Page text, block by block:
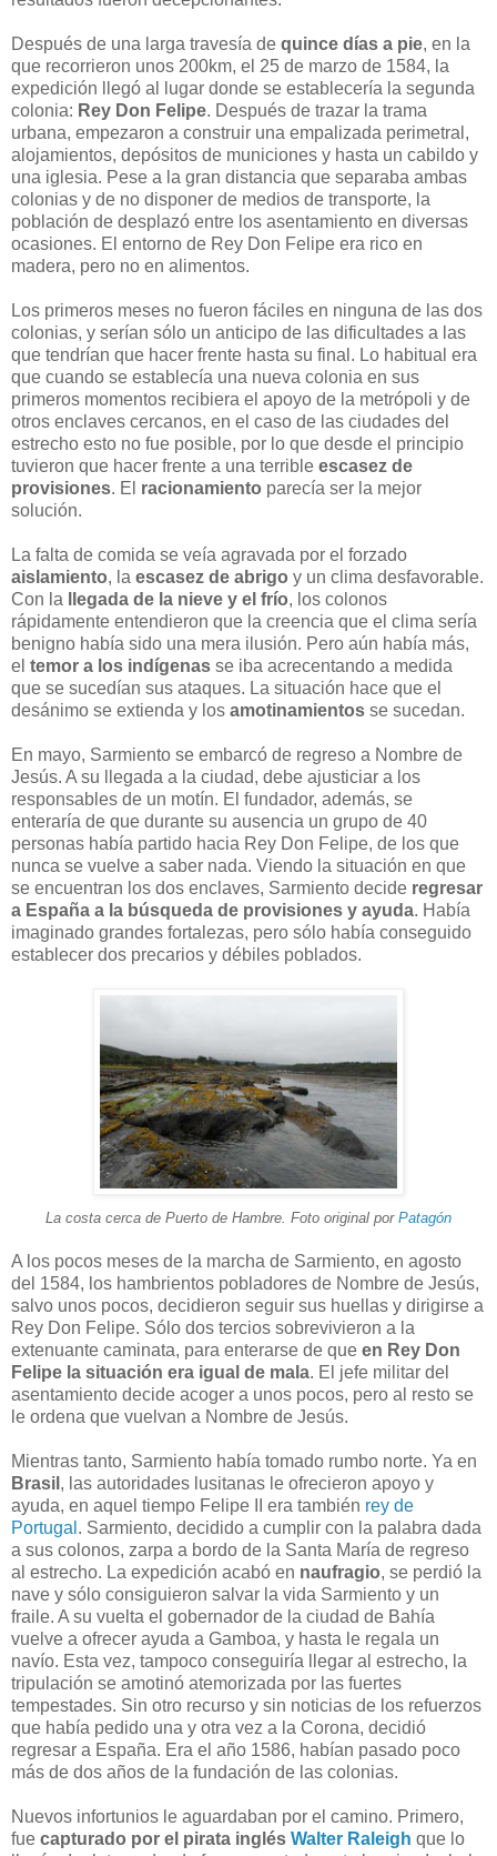
Después de una larga travesía de quince días a pie, en la
que recorrieron unos 200km, el 25 de marzo de 1584, la
expedición llegó al lugar donde se establecería la segunda
colonia: Rey Don Felipe. Después de trazar la trama
urbana, empezaron a construir una empalizada perimetral,
alojamientos, depósitos de municiones y hasta un cabildo y
una iglesia. Pese a la gran distancia que separaba ambas
colonias y de no disponer de medios de transporte, la
población de desplazó entre los asentamiento en diversas
ocasiones. El entorno de Rey Don Felipe era rico en
madera, pero no en alimentos.
Los primeros meses no fueron fáciles en ninguna de las dos
colonias, y serían sólo un anticipo de las dificultades a las
que tendrían que hacer frente hasta su final. Lo habitual era
que cuando se establecía una nueva colonia en sus
primeros momentos recibiera el apoyo de la metrópoli y de
otros enclaves cercanos, en el caso de las ciudades del
estrecho esto no fue posible, por lo que desde el principio
tuvieron que hacer frente a una terrible escasez de
provisiones. El racionamiento parecía ser la mejor
solución.
La falta de comida se veía agravada por el forzado
aislamiento, la escasez de abrigo y un clima desfavorable.
Con la
llegada de la nieve y el frío, los colonos
rápidamente entendieron que la creencia que el clima sería
benigno había sido una mera ilusión. Pero aún había más,
el temor a los indígenas se iba acrecentando a medida
que se sucedían sus ataques. La situación hace que el
desánimo se extienda y los amotinamientos se sucedan.
En mayo, Sarmiento se embarcó de regreso a Nombre de
Jesús. A su llegada a la ciudad, debe ajusticiar a los
responsables de un motín. El fundador, además, se
enteraría de que durante su ausencia un grupo de 40
personas había partido hacia Rey Don Felipe, de los que
nunca se vuelve a saber nada. Viendo la situación en que
se encuentran los dos enclaves, Sarmiento decide regresar
a España a la búsqueda de provisiones y ayuda. Había
imaginado grandes fortalezas, pero sólo había conseguido
establecer dos precarios y débiles poblados.
La costa cerca de Puerto de Hambre. Foto original por Patagón
A los pocos meses de la marcha de Sarmiento, en agosto
del 1584, los hambrientos pobladores de Nombre de Jesús,
salvo unos pocos, decidieron seguir sus huellas y dirigirse a
Rey Don Felipe. Sólo dos tercios sobrevivieron a la
extenuante caminata, para enterarse de que en Rey Don
Felipe la situación era igual de mala. El jefe militar del
asentamiento decide acoger a unos pocos, pero al resto se
le ordena que vuelvan a Nombre de Jesús.
Mientras tanto, Sarmiento había tomado rumbo norte. Ya en
Brasil , las autoridades lusitanas le ofrecieron apoyo y
ayuda, en aquel tiempo Felipe II era también rey de
Portugal . Sarmiento, decidido a cumplir con la palabra dada
a sus colonos, zarpa a bordo de la Santa María de regreso
al estrecho. La expedición acabó en naufragio, se perdió la
nave y sólo consiguieron salvar la vida Sarmiento y un
fraile. A su vuelta el gobernador de la ciudad de Bahía
vuelve a ofrecer ayuda a Gamboa, y hasta le regala un
navío. Esta vez, tampoco conseguiría llegar al estrecho, la
tripulación se amotinó atemorizada por las fuertes
tempestades. Sin otro recurso y sin noticias de los refuerzos
que había pedido una y otra vez a la Corona, decidió
regresar a España. Era el año 1586, habían pasado poco
más de dos años de la fundación de las colonias.
Nuevos infortunios le aguardaban por el camino. Primero,
fue capturado por el pirata inglés Walter Raleigh que lo